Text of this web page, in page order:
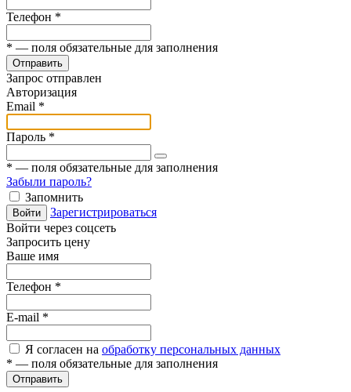
Телефон *
* — поля обязательные для заполнения
Отправить
Запрос отправлен
Авторизация
Email *
Пароль *
* — поля обязательные для заполнения
Забыли пароль?
Запомнить
Войти
Зарегистрироваться
Войти через соцсеть
Запросить цену
Ваше имя
Телефон *
E-mail *
Я согласен на обработку персональных данных
* — поля обязательные для заполнения
Отправить